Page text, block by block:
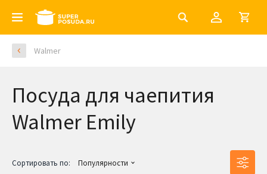
Walmer
Посуда для чаепития
Walmer Emily
Сортировать по: Популярности